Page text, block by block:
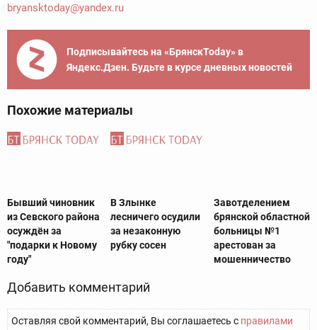
bryansktoday@yandex.ru
Подписывайтесь на «БрянскToday» в
Яндекс.Дзен. Будьте в курсе дневных новостей
Похожие материалы
Бывший чиновник
из Севского района
осуждён за
"подарки к Новому
году"
В Злынке
лесничего осудили
за незаконную
рубку сосен
Завотделением
брянской областной
больницы №1
арестован за
мошенничество
Добавить комментарий
Оставляя свой комментарий, Вы соглашаетесь с правилами